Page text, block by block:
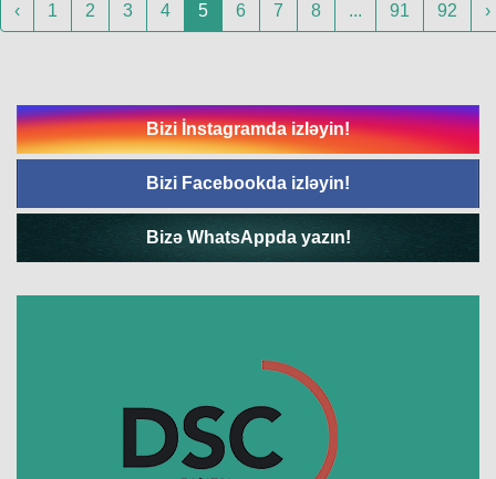
‹ 1 2 3 4 5 6 7 8 ... 91 92 ›
Bizi İnstagramda izləyin!
Bizi Facebookda izləyin!
Bizə WhatsAppda yazın!